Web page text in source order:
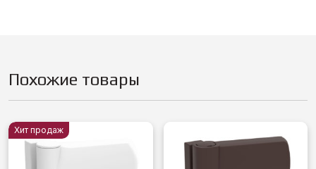
Похожие товары
Хит продаж